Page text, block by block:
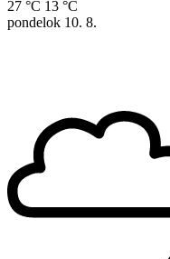
27 °C 13 °C
pondelok 10. 8.